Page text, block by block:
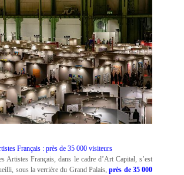
Français : près de 35 000 visiteurs
Artistes Français, dans le cadre d’Art Capital, s’est
sous la verrière du Grand Palais,près de 35 000